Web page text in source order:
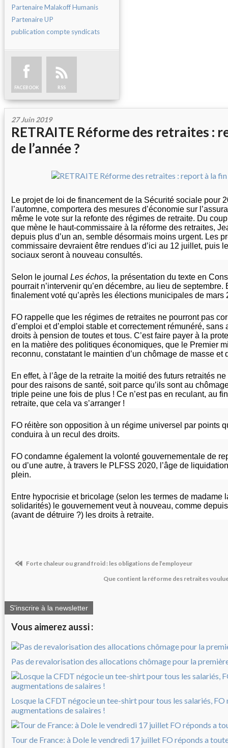
Partenaire Malakoff Humanis
Partenaire UP
publication compte syndicats
FACEBOOK RSS
27 Juin 2019
RETRAITE Réforme des retraites :
de l’année ?
Le projet de loi de financement de la Sécurité sociale pour
l’automne, comportera des mesures d’économie sur
même le vote sur la refonte des régimes de retraite. Du
que mène le haut-commissaire à la réforme des retraites,
depuis plus d’un an, semble désormais moins urgent. Les
commissaire devraient être rendues d’ici au 12 juillet, puis
sociaux seront à nouveau consultés.
Selon le journal Les échos, la présentation du texte en
pourrait n’intervenir qu’en décembre, au lieu de septembre.
finalement voté qu’après les élections municipales de mars
FO rappelle que les régimes de retraites ne pourront pas
d’emploi et d’emploi stable et correctement rémunéré, sans
droits à pension de toutes et tous. C’est faire payer à la
en la matière des politiques économiques, que le Premier
reconnu, constatant le maintien d’un chômage de masse et
En effet, à l’âge de la retraite la moitié des futurs retraités
pour des raisons de santé, soit parce qu’ils sont au
triple peine une fois de plus ! Ce n’est pas en reculant, au
retraite, que cela va s’arranger !
FO réitère son opposition à un régime universel par points
conduira à un recul des droits.
FO condamne également la volonté gouvernementale de
ou d’une autre, à travers le PLFSS 2020, l’âge de
plein.
Entre hypocrisie et bricolage (selon les termes de madame
solidarités) le gouvernement veut à nouveau, comme
(avant de détruire ?) les droits à retraite.
Forte chaleur ou grand froid : les obligations de l’employeur
Que contient la réforme des retraites
S'inscrire à la newsletter
Vous aimerez aussi :
Pas de revalorisation des allocations chômage pour la
Losque la CFDT négocie un tee-shirt pour tous les salariés, FO
augmentations de salaires !
Tour de France: à Dole le vendredi 17 juillet FO réponds a